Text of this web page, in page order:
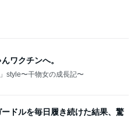
ドルを毎日履き続けた結果、驚
ランド取扱説明書・モード系ブ